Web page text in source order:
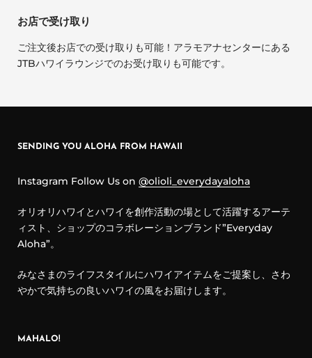
お店で受け取り
ご注文後お店での受け取りも可能！アラモアナセンターにある
JTBハワイラウンジでのお受け取りも可能です。
SENDING YOU ALOHA FROM HAWAII
Instagram Follow Us on @olioli_everydayaloha
オリオリハワイとハワイを創作活動の場として活躍するアーテ
ィスト、ショップのコラボレーションブランド”Everyday
Aloha”。
みなさまのライフスタイルにハワイアイテムをご提案し、さわ
やかで気持ちの良いハワイの風をお届けします。
MAHALO!